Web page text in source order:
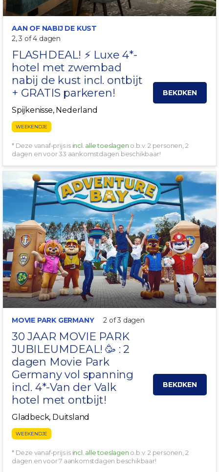
AAN OF NABIJ DE KUST
2, 3 of 4 dagen
FLASHDEAL! ⚡ Luxe 4*-
hotel met zwembad
nabij de kust incl. ontbijt
+ GRATIS parkeren!
Spijkenisse, Nederland
WEEKENDJE
BEKIJKEN
* Deze vanaf-prijs is incl. alle toeslagen o.b.v. 2 personen, 2
dagen en voor 33 aankomstdagen beschikbaar!
9 KM. VAN HET PARK
MOVIE PARK GERMANY 2 of 3 dagen
30 JAAR MOVIE PARK
JUBILEUMDEAL! 🥳 : 2
dagen Movie Park
Germanyvol spanning
incl. 4*-Van der Valk
hotel met ontbijt!
Gladbeck, Duitsland
WEEKENDJE
BEKIJKEN
* Deze vanaf-prijs is incl. alle toeslagen o.b.v. 2 personen, 2
dagen en voor 7 aankomstdagen beschikbaar!